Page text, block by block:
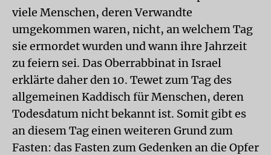
viele Menschen, deren Verwandte
umgekommen waren, nicht, an welchem Tag
sie ermordet wurden und wann ihre Jahrzeit
zu feiern sei. Das Oberrabbinat in Israel
erklärte daher den 10. Tewet zum Tag des
allgemeinen Kaddisch für Menschen, deren
Todesdatum nicht bekannt ist. Somit gibt es
an diesem Tag einen weiteren Grund zum
Fasten: das Fasten zum Gedenken an die Opfer